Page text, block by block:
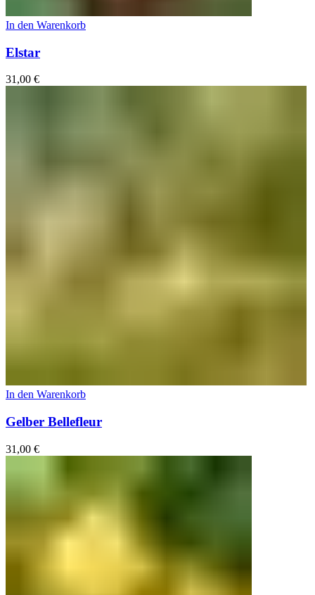
In den Warenkorb
Elstar
31,00 €
In den Warenkorb
Gelber Bellefleur
31,00 €